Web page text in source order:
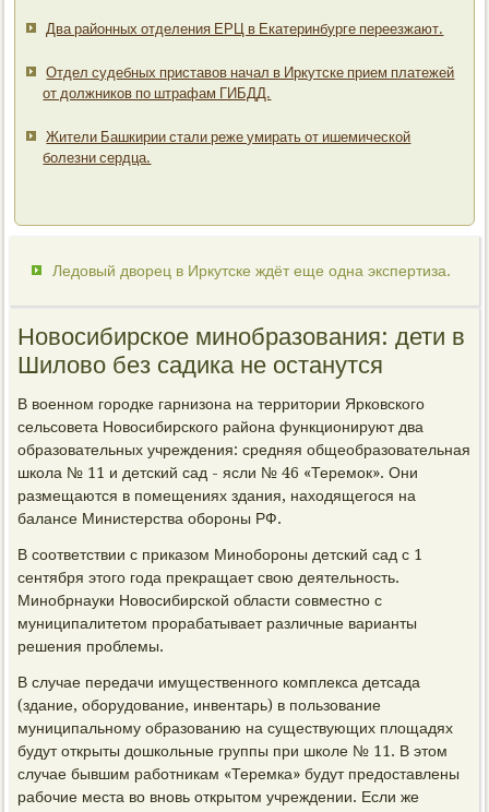
Два районных отделения ЕРЦ в Екатеринбурге переезжают.
Отдел судебных приставов начал в Иркутске прием платежей
от должников по штрафам ГИБДД.
Жители Башкирии стали реже умирать от ишемической
болезни сердца.
Ледовый дворец в Иркутске ждёт еще одна экспертиза.
Новосибирское минобразования: дети в
Шилово без садика не останутся
В военном городке гарнизона на территории Ярковского
сельсовета Новосибирского района функционируют два
образовательных учреждения: средняя общеобразовательная
школа № 11 и детский сад - ясли № 46 «Теремок». Они
размещаются в помещениях здания, находящегося на
балансе Министерства обороны РФ.
В соответствии с приказом Минобороны детский сад с 1
сентября этого года прекращает свою деятельность.
Минобрнауки Новосибирской области совместно с
муниципалитетом прорабатывает различные варианты
решения проблемы.
В случае передачи имущественного комплекса детсада
(здание, оборудование, инвентарь) в пользование
муниципальному образованию на существующих площадях
будут открыты дошкольные группы при школе № 11. В этом
случае бывшим работникам «Теремка» будут предоставлены
рабочие места во вновь открытом учреждении. Если же